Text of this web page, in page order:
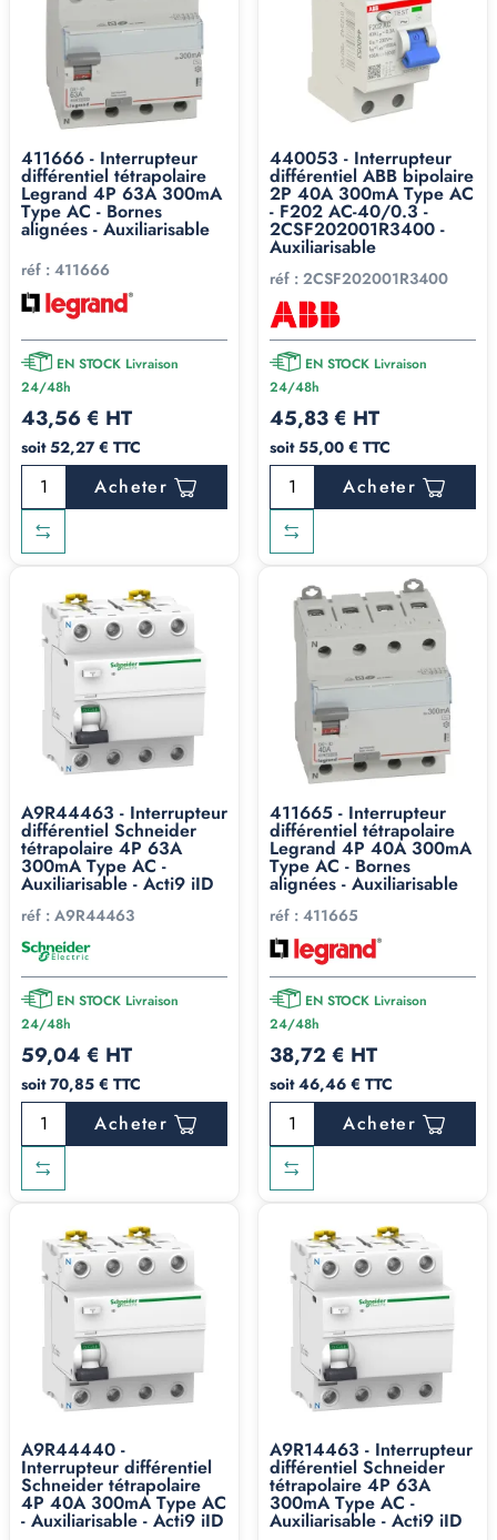
411666 - Interrupteur
différentiel tétrapolaire
Legrand 4P 63A 300mA
Type AC - Bornes
alignées - Auxiliarisable
réf : 411666
EN STOCK Livraison
24/48h
43,56 € HT
soit 52,27 € TTC
Acheter
440053 - Interrupteur
différentiel ABB bipolaire
2P 40A 300mA Type AC
- F202 AC-40/0.3 -
2CSF202001R3400 -
Auxiliarisable
réf : 2CSF202001R3400
EN STOCK Livraison
24/48h
45,83 € HT
soit 55,00 € TTC
Acheter
A9R44463 - Interrupteur
différentiel Schneider
tétrapolaire 4P 63A
300mA Type AC -
Auxiliarisable - Acti9 iID
réf : A9R44463
EN STOCK Livraison
24/48h
59,04 € HT
soit 70,85 € TTC
Acheter
411665 - Interrupteur
différentiel tétrapolaire
Legrand 4P 40A 300mA
Type AC - Bornes
alignées - Auxiliarisable
réf : 411665
EN STOCK Livraison
24/48h
38,72 € HT
soit 46,46 € TTC
Acheter
A9R44440 -
Interrupteur différentiel
Schneider tétrapolaire
4P 40A 300mA Type AC
- Auxiliarisable - Acti9 iID
A9R14463 - Interrupteur
différentiel Schneider
tétrapolaire 4P 63A
300mA Type AC -
Auxiliarisable - Acti9 iID